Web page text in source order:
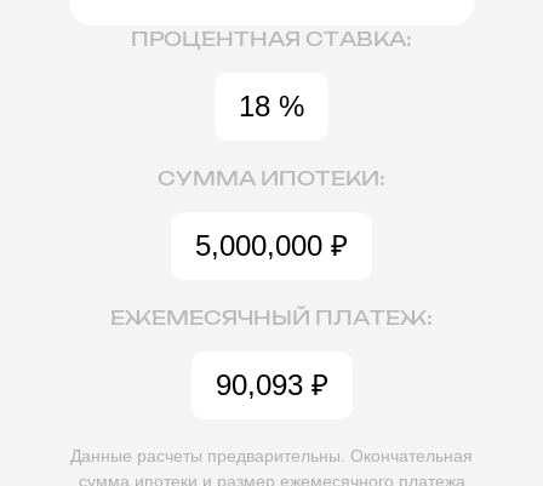
ПРОЦЕНТНАЯ СТАВКА:
18 %
СУММА ИПОТЕКИ:
5,000,000 ₽
ЕЖЕМЕСЯЧНЫЙ ПЛАТЕЖ:
90,093₽
Данные расчеты предварительны. Окончательная
сумма ипотеки и размер ежемесячного платежа